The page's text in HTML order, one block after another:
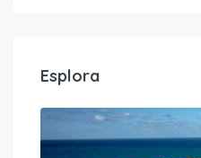
Esplora